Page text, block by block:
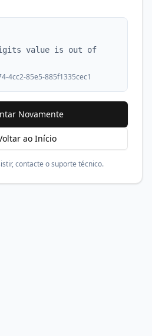
value is out of
4cc2-85e5-885f1335cec1
Novamente
ao Início
contacte o suporte técnico.